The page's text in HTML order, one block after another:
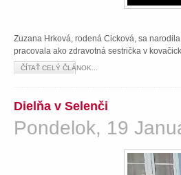
Zuzana Hrková, rodená Cicková, sa
pracovala ako zdravotná sestrička v
ČÍTAŤ CELÝ ČLÁNOK...
Dielňa v Selenči
Pondelok, 19